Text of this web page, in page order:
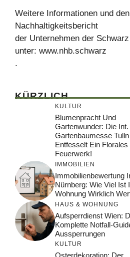
Weitere Informationen und
Nachhaltigkeitsbericht
der Unternehmen der
unter: www.nhb.schwarz
.
KÜRZLICH
KULTUR
Blumenpracht Und
Gartenwunder: Die Int.
Gartenbaumesse Tulln
Entfesselt Ein Florales
Feuerwerk!
IMMOBILIEN
Immobilienbewertung
Nürnberg: Wie Viel Ist
Wohnung Wirklich
HAUS & WOHNUNG
Aufsperrdienst Wien:
Komplette Notfall-
Aussperrungen
KULTUR
Osterdekoration: Der